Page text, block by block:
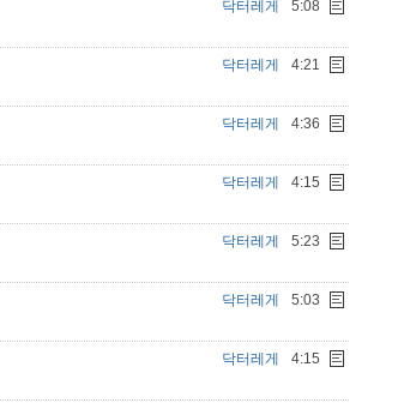
닥터레게 5:08
닥터레게 4:21
닥터레게 4:36
닥터레게 4:15
닥터레게 5:23
닥터레게 5:03
닥터레게 4:15